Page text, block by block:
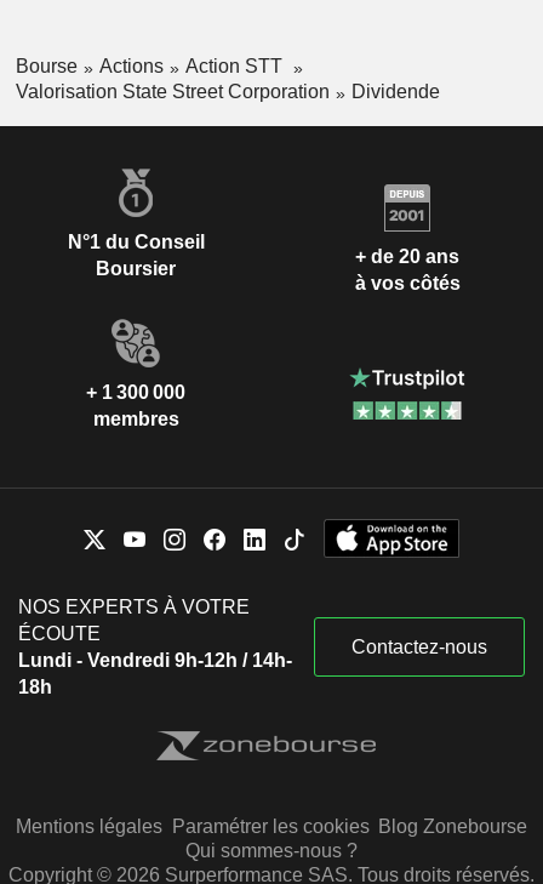
Bourse Actions
Action STT
Valorisation State Street Corporation
Dividende
N°1 du Conseil
Boursier
+ de 20 ans
à vos côtés
+ 1 300 000
membres
NOS EXPERTS À VOTRE
ÉCOUTE
Lundi - Vendredi 9h-12h / 14h-
18h
Contactez-nous
Mentions légales Paramétrer les cookies Blog Zonebourse
Qui sommes-nous ?
Copyright © 2026 Surperformance SAS. Tous droits réservés.